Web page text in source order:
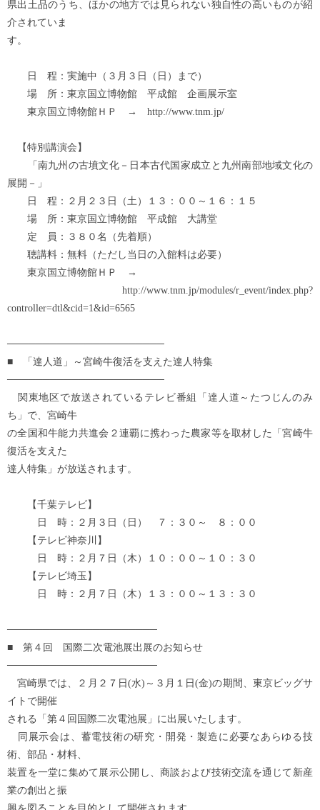
県出土品のうち、ほかの地方では見られない独自性の高いものが紹
介されていま
す。
日 程：実施中（３月３日（日）まで）
場 所：東京国立博物館 平成館 企画展示室
東京国立博物館ＨＰ → http://www.tnm.jp/
【特別講演会】
「南九州の古墳文化－日本古代国家成立と九州南部地域文化の
展開－」
日 程：２月２３日（土）１３：００～１６：１５
場 所：東京国立博物館 平成館 大講堂
定 員：３８０名（先着順）
聴講料：無料（ただし当日の入館料は必要）
東京国立博物館ＨＰ →
http://www.tnm.jp/modules/r_event/index.php?
controller=dtl&cid=1&id=6565
──────────────────────
■ 「達人道」～宮崎牛復活を支えた達人特集
──────────────────────
関東地区で放送されているテレビ番組「達人道～たつじんのみ
ち」で、宮崎牛
の全国和牛能力共進会２連覇に携わった農家等を取材した「宮崎牛
復活を支えた
達人特集」が放送されます。
【千葉テレビ】
日 時：２月３日（日） ７：３０～ ８：００
【テレビ神奈川】
日 時：２月７日（木）１０：００～１０：３０
【テレビ埼玉】
日 時：２月７日（木）１３：００～１３：３０
─────────────────────
■ 第４回 国際二次電池展出展のお知らせ
─────────────────────
宮崎県では、２月２７日(水)～３月１日(金)の期間、東京ビッグサ
イトで開催
される「第４回国際二次電池展」に出展いたします。
同展示会は、蓄電技術の研究・開発・製造に必要なあらゆる技
術、部品・材料、
装置を一堂に集めて展示公開し、商談および技術交流を通じて新産
業の創出と振